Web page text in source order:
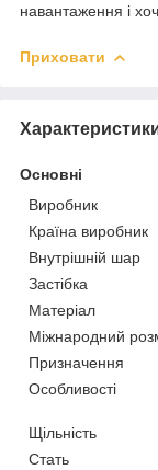
навантаження і
Приховати
Основні
Виробник
Країна виробник
Внутрішній шар
Застібка
Матеріал
Міжнародний
Призначення
Особливості
Щільність
Стать